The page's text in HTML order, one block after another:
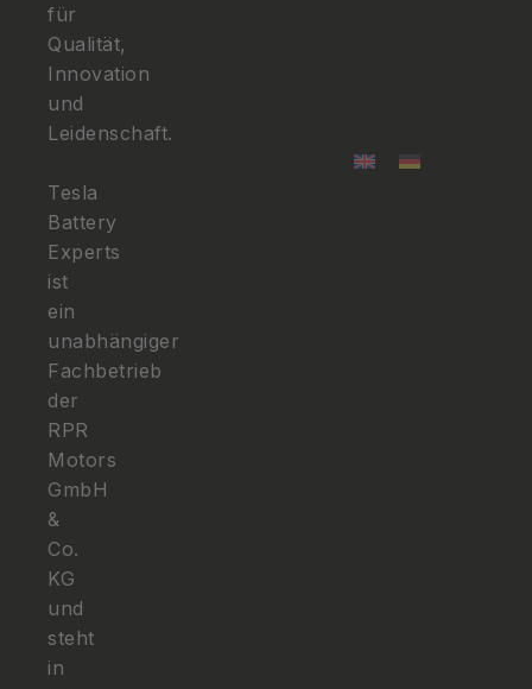
für
Qualität,
Innovation
und
Leidenschaft.
Tesla
Battery
Experts
ist
ein
unabhängiger
Fachbetrieb
der
RPR
Motors
GmbH
&
Co.
KG
und
steht
in